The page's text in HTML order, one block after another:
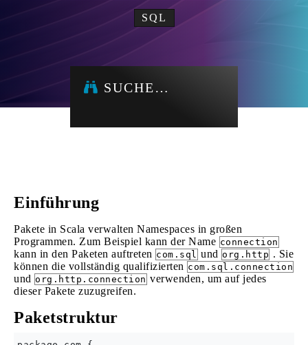
SQL
SUCHE…
Einführung
Pakete in Scala verwalten Namespaces in großen
Programmen. Zum Beispiel kann der Name connection
kann in den Paketen auftreten com.sql und org.http . Sie
können die vollständig qualifizierten com.sql.connection
und org.http.connection verwenden, um auf jedes
dieser Pakete zuzugreifen.
Paketstruktur